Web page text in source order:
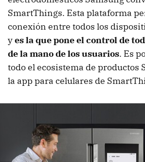
SmartThings. Esta plataforma
conexión entre todos los
yes la que pone el control de
de la mano de los usuarios. Es
todo el ecosistema de productos
la app para celulares de